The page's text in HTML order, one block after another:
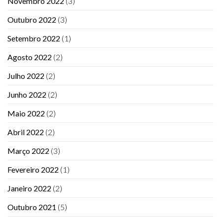
Outubro 2022 (3)
Setembro 2022 (1)
Agosto 2022 (2)
Julho 2022 (2)
Junho 2022 (2)
Maio 2022 (2)
Abril 2022 (2)
Março 2022 (3)
Fevereiro 2022 (1)
Janeiro 2022 (2)
Outubro 2021 (5)